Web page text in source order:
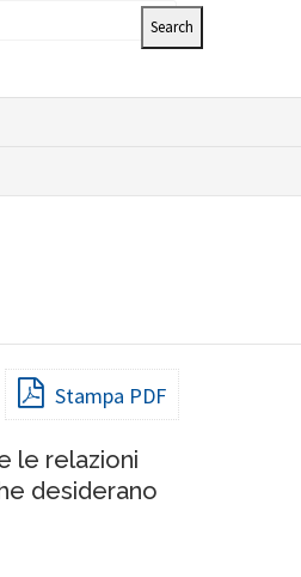
Stampa PDF
le relazioni
desiderano